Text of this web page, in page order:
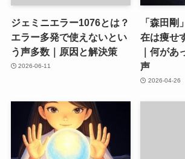
ジェミニエラー1076とは？
エラー多発で使えないとい
う声多数｜原因と解決策
2026-06-11
「森田
在は痩せ
｜何があ
声
2026-04-26